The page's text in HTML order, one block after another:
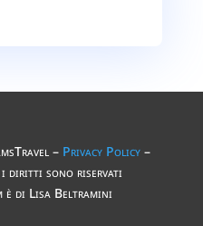
– Privacy Policy –
sono riservati
è di Lisa Beltramini